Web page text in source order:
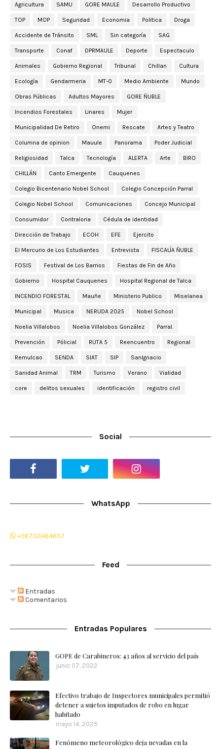
Agricultura SAMU GORE MAULE Desarrollo Productivo
TOP MOP Seguridad Economia Politica Droga
Accidente de Tránsito SML Sin categoría SAG
Transporte Conaf DPRMAULE Deporte Espectaculo
Animales Gobierno Regional Tribunal Chillan Cultura
Ecología Gendarmeria MT-0 Medio Ambiente Mundo
Obras Públicas Adultos Mayores GORE ÑUBLE
Incendios Forestales Linares Mujer
Municipalidad De Retiro Onemi Rescate Artes y Teatro
Columna de opinion Mauule Panorama Poder Judicial
Religiosidad Talca Tecnología ALERTA Arte BIRO
CHILLÁN Canto Emergente Cauquenes
Colegio Bicentenario Nobel School Colegio Concepción Parral
Colegio Nobel School Comunicaciones Concejo Municipal
Consumidor Contraloria Cédula de identidad
Dirección de Trabajo ECOH EFE Ejercito
El Mercurio de Los Estudiantes Entrevista FISCALÍA ÑUBLE
FOSIS Festival de Los Barrios Fiestas de Fin de Año
Gobierno Hospital Cauquenes Hospital Regional de Talca
INCENDIO FORESTAL Mauñe Ministerio Publico Miselanea
Municipal Musica NERUDA 2025 Nobel School
Noelia Villalobos Noelia Villalobos González Parral.
Prevención Pólicial RUTA 5 Reencuentro Regional
Remulcao SENDA SIAT SIP SanIgnacio
Sanidad Animal TRM Turismo Verano Vialidad
core delitos sexuales identificación registro civil
Social
WhatsApp
+56732464657
Feed
Entradas
Comentarios
Entradas Populares
GOPE de Carabineros: 43 años al servicio del país
junio 07, 2022
Efectivo trabajo de Inspectores municipales permitió
detener a sujetos imputados de robo en lugar
habitado
mayo 14, 2025
Fenómeno meteorológico deja nevadas en la